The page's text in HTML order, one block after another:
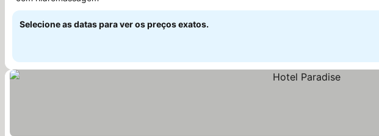
Selecione as datas para ver os preços exatos.